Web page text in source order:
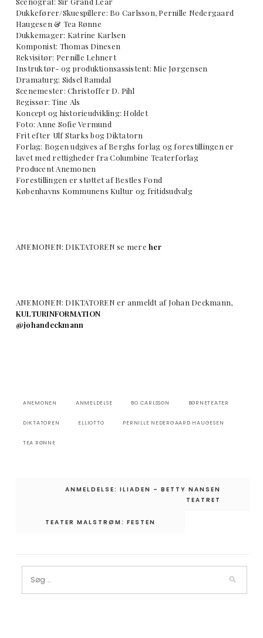
Dukkefører/Skuespillere: Bo Carlsson, Pernille Nedergaard
Haugesen & Tea Rønne
Dukkemager: Katrine Karlsen
Komponist: Thomas Dinesen
Rekvisitør: Pernille Lehnert
Instruktør- og produktionsassistent: Mie Jørgensen
Dramaturg: Sidsel Ramdal
Scenemester: Christoffer D. Pihl
Regissør: Tine Als
Koncept og historieudvikling: Holdet
Foto: Anne Sofie Vermund
Frit efter Ulf Starks bog Diktatorn
Forlag: Bogen udgives af Berghs forlag og forestillingen er
lavet med rettigheder fra Columbine Teaterforlag
Producent Anemonen
Forestillingen er støttet af Bestles Fond
Københavns Kommunens Kultur og fritidsudvalg
ANEMONEN: DIKTATOREN se mereher
ANEMONEN: DIKTATOREN er anmeldt af Johan Deckmann,
KULTURINFORMATION
@johandeckmann
ANEMONEN ANMELDELSE BO CARLSSON BØRNETEATER
DIKTATOREN ELLIOTTO PERNILLE NEDERGAARD HAUGESEN
TEA RØNNE
Indlægsnavigation
ANMELDELSE: ILIADEN – BETTY NANSEN
TEATRET
TEATER MALSTRØM: FESTEN